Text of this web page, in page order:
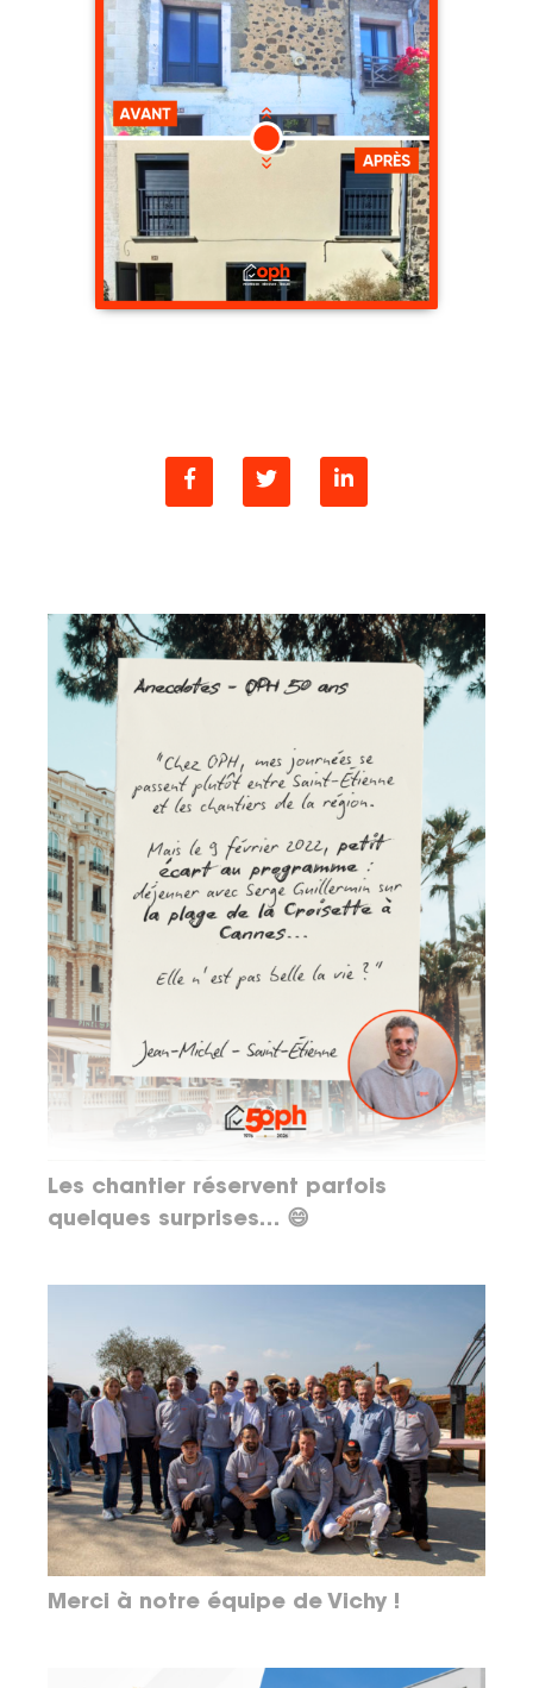
Les chantier réservent parfois
quelques surprises… 😄
Merci à notre équipe de Vichy !